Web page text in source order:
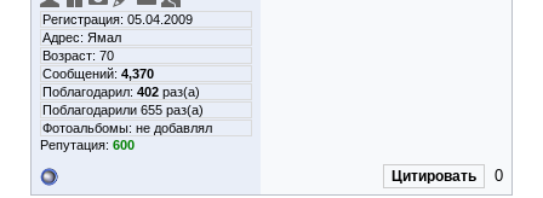
Регистрация: 05.04.2009
Адрес: Ямал
Возраст: 70
Сообщений: 4,370
Поблагодарил: 402 раз(а)
Поблагодарили 655 раз(а)
Фотоальбомы: не добавлял
Репутация: 600
Цитировать 0